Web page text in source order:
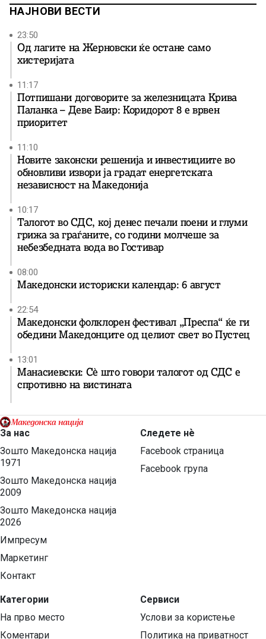
НАЈНОВИ ВЕСТИ
23:50
Од лагите на Жерновски ќе остане само
хистеријата
11:17
Потпишани договорите за железницата Крива
Паланка – Деве Баир: Коридорот 8 е врвен
приоритет
11:10
Новите законски решенија и инвестициите во
обновливи извори ја градат енергетската
независност на Македонија
10:17
Талогот во СДС, кој денес печали поени и глуми
грижа за граѓаните, со години молчеше за
небезбедната вода во Гостивар
08:00
Македонски историски календар: 6 август
22:54
Македонски фолклорен фестивал „Преспа“ ќе ги
обедини Македонците од целиот свет во Пустец
13:01
Манасиевски: Сè што говори талогот од СДС е
спротивно на вистината
За нас
Зошто Македонска нација
1971
Зошто Македонска нација
2009
Зошто Македонска нација
2026
Импресум
Маркетинг
Контакт
Категории
На прво место
Коментари
Следете нѐ
Facebook страница
Facebook група
Сервиси
Услови за користење
Политика на приватност